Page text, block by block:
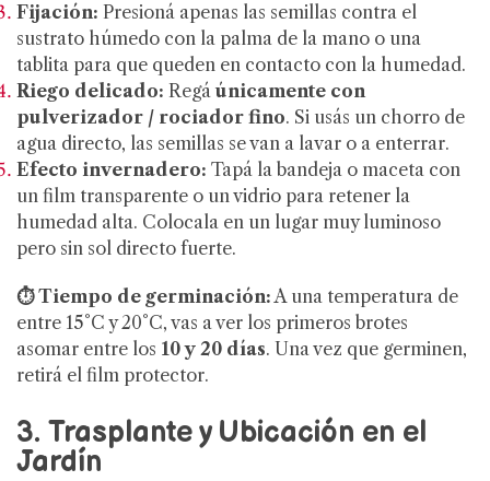
Fijación: Presioná apenas las semillas contra el
sustrato húmedo con la palma de la mano o una
tablita para que queden en contacto con la humedad.
Riego delicado: Regá únicamente con
pulverizador / rociador fino. Si usás un chorro de
agua directo, las semillas se van a lavar o a enterrar.
Efecto invernadero: Tapá la bandeja o maceta con
un film transparente o un vidrio para retener la
humedad alta. Colocala en un lugar muy luminoso
pero sin sol directo fuerte.
⏱️ Tiempo de germinación:A una temperatura de
entre 15°C y 20°C, vas a ver los primeros brotes
asomar entre los 10 y 20 días. Una vez que germinen,
retirá el film protector.
3. Trasplante y Ubicación en el
Jardín